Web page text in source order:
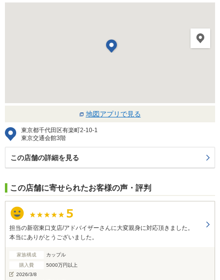
地図アプリで見る
東京都千代田区有楽町2-10-1
東京交通会館3階
この店舗の詳細を見る
この店舗に寄せられたお客様の声・評判
担当の新宿東口支店/アドバイザーさんに大変親身に対応頂きました。
本当にありがとうございました。
家族構成
カップル
購入費
5000万円以上
2026/3/8